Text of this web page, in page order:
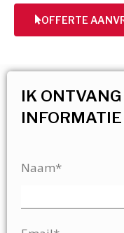
OFFERTE
IK
INFORMATIE
Naam*